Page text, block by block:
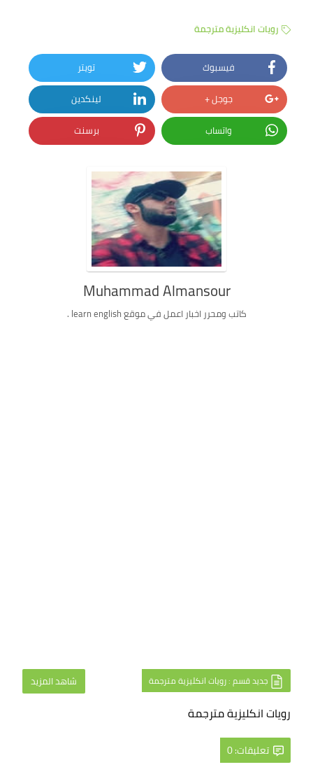
رويات انكليزية مترجمة
فيسبوك
تويتر
جوجل +
لينكدين
واتساب
برسنت
Muhammad Almansour
كاتب ومحرر اخبار اعمل في موقع learn english .
جديد قسم : رويات انكليزية مترجمة شاهد المزيد
رويات انكليزية مترجمة
تعليقات: 0